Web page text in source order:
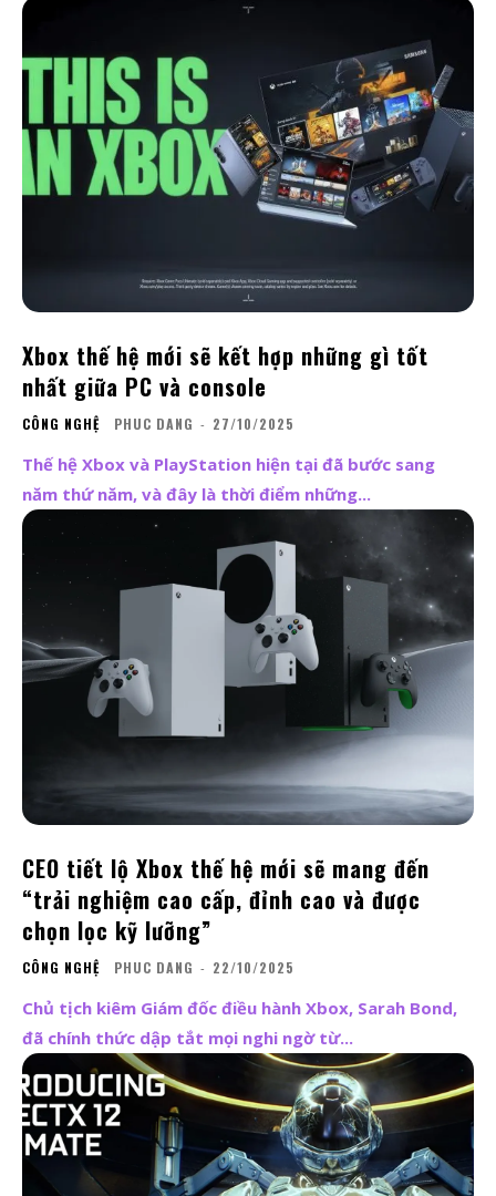
Xbox thế hệ mới sẽ kết hợp những gì tốt
nhất giữa PC và console
CÔNG NGHỆ PHUC DANG - 27/10/2025
Thế hệ Xbox và PlayStation hiện tại đã bước sang
năm thứ năm, và đây là thời điểm những...
CEO tiết lộ Xbox thế hệ mới sẽ mang đến
“trải nghiệm cao cấp, đỉnh cao và được
chọn lọc kỹ lưỡng”
CÔNG NGHỆ PHUC DANG - 22/10/2025
Chủ tịch kiêm Giám đốc điều hành Xbox, Sarah Bond,
đã chính thức dập tắt mọi nghi ngờ từ...